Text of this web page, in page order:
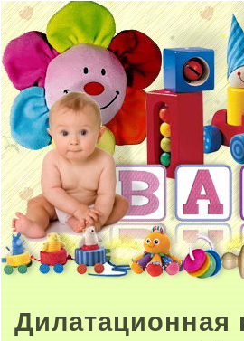
Дилатационная